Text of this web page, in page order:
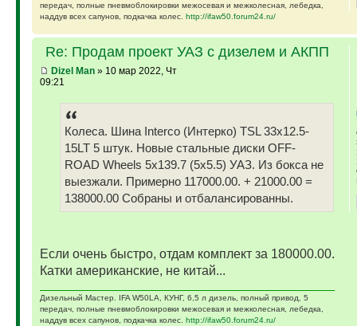
передач, полные пневмоблокировки межосевая и межколесная, лебедка,
наддув всех сапунов, подкачка колес. http://ifaw50.forum24.ru/
Re: Продам проект УАЗ с дизелем и АКПП
Dizel Man» 10 мар 2022, Чт
09:21
Колеса. Шина Interco (Интерко) TSL 33x12.5-
15LT 5 штук. Новые стальные диски OFF-
ROAD Wheels 5x139.7 (5x5.5) УАЗ. Из бокса не
выезжали. Примерно 117000.00. + 21000.00 =
138000.00 Собраны и отбалансированны.
Если очень быстро, отдам комплект за 180000.00.
Катки американские, не китай...
Дизельный Мастер. IFA W50LA, КУНГ, 6,5 л дизель, полный привод, 5
передач, полные пневмоблокировки межосевая и межколесная, лебедка,
наддув всех сапунов, подкачка колес. http://ifaw50.forum24.ru/